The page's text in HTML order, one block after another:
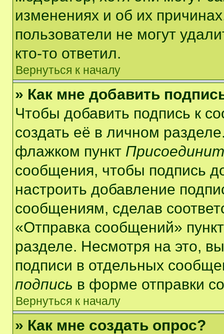
изменениях и об их
пользователи не могут
кто-то ответил.
Вернуться к началу
» Как мне добавить
Чтобы добавить подпись к
создать её в личном
флажком пункт
сообщения, чтобы подпись
настроить добавление
сообщениям, сделав
«Отправка сообщений»
разделе. Несмотря на это,
подписи в отдельных
подпись в форме отправки
Вернуться к началу
» Как мне создать опрос?